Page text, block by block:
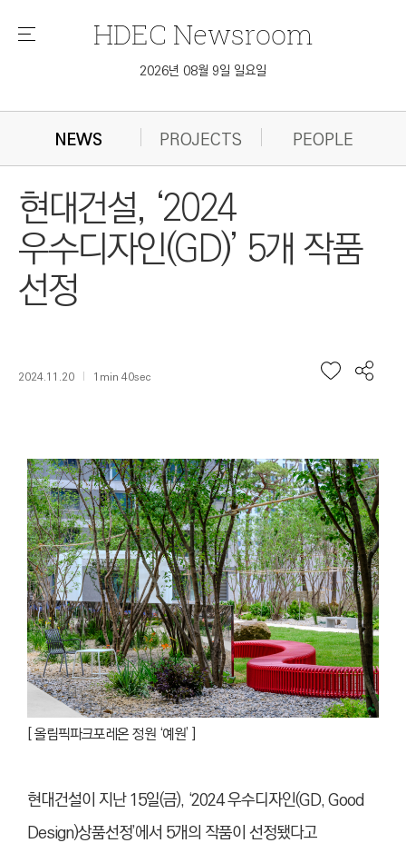
메
HDEC Newsroom
2026년 08월 9일 일요일
NEWS PROJECTS PEOPLE
현대건설, ‘2024
우수디자인(GD)’ 5개 작품
선정
2024.11.20 1min 40sec
[올림픽파크포레온 정원 ‘예원’ ]
현대건설이 지난 15일(금), ‘2024 우수디자인(GD, Good
Design)상품선정’에서 5개의 작품이 선정됐다고